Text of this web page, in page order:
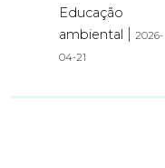
Educação
ambiental
|2026-
04-21